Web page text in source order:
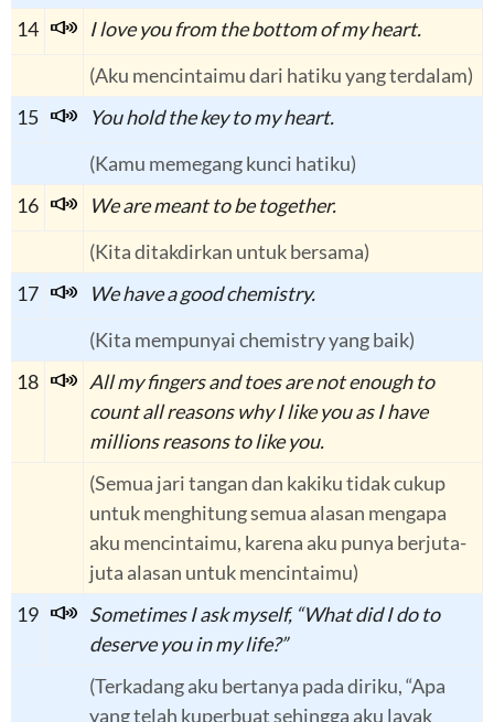
14
I love you from the bottom of my heart.
(Aku mencintaimu dari hatiku yang terdalam)
15
You hold the key to my heart.
(Kamu memegang kunci hatiku)
16
We are meant to be together.
(Kita ditakdirkan untuk bersama)
17
We have a good chemistry.
(Kita mempunyai chemistry yang baik)
18
All my fingers and toes are not enough to
count all reasons why I like you as I have
millions reasons to like you.
(Semua jari tangan dan kakiku tidak cukup
untuk menghitung semua alasan mengapa
aku mencintaimu, karena aku punya berjuta-
juta alasan untuk mencintaimu)
19
Sometimes I ask myself, “What did I do to
deserve you in my life?”
(Terkadang aku bertanya pada diriku, “Apa
yang telah kuperbuat sehingga aku layak